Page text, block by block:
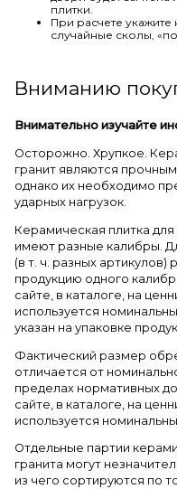
плитки.
При расчете
случайные сколы,
Вниманию
Внимательно изучайте
Осторожно. Хрупкое.
гранит являются
однако их необходимо
ударных нагрузок.
Керамическая плитка
имеют разные калибры.
(в т. ч. разных
продукцию одного
сайте, в каталоге, на
используется
указан на упаковке
Фактический размер
отличается от
пределах нормативных
сайте, в каталоге, на
используется
Отдельные партии
гранита могут
из чего сортируются по